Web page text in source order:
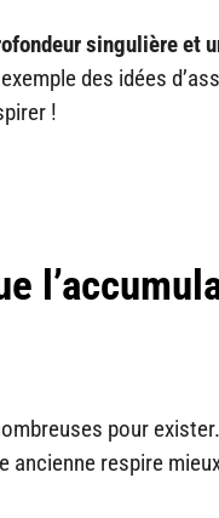
singulière et
des idées
!
pour exister.
respire